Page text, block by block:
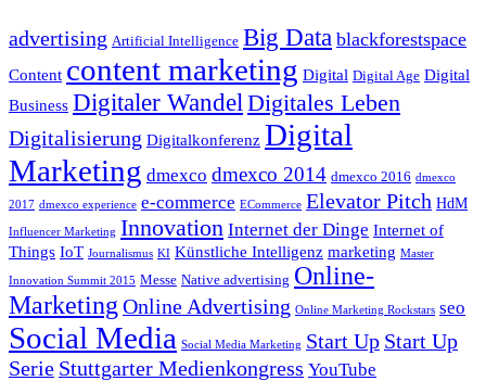
advertising Artificial Intelligence Big Data blackforestspace
Content content marketing Digital Digital Age Digital
Business Digitaler Wandel Digitales Leben
Digitalisierung Digitalkonferenz Digital
Marketing dmexco dmexco 2014 dmexco 2016 dmexco
2017 dmexco experience e-commerce ECommerce Elevator Pitch HdM
Influencer Marketing Innovation Internet der Dinge Internet of
Things IoT Journalismus KI Künstliche Intelligenz marketing Master
Innovation Summit 2015 Messe Native advertising Online-
Marketing Online Advertising Online Marketing Rockstars seo
Social Media Social Media Marketing Start Up Start Up
Serie Stuttgarter Medienkongress YouTube